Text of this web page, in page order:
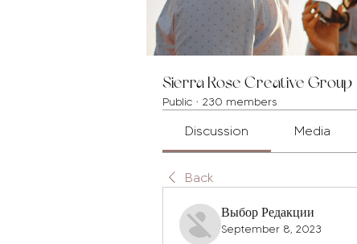
Sierra Rose Creative Group
Public · 230 members
Discussion Media
Back
Выбор Редакции
September 8, 2023